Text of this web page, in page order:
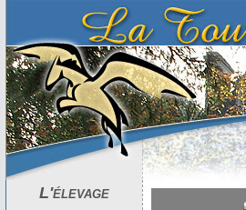
L'élevage